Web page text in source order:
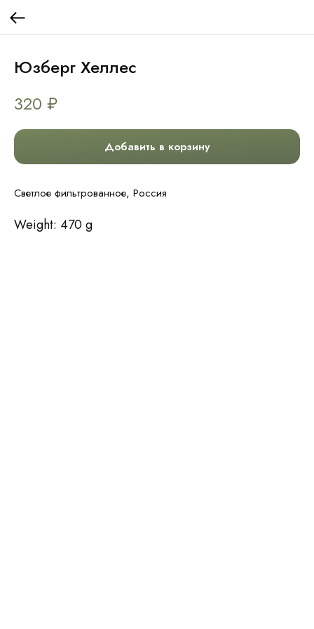
Юзберг Хеллес
320 ₽
Добавить в корзину
Светлое фильтрованное, Россия
Weight: 470 g